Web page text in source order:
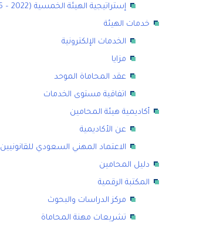
إستراتيجية الهيئة الخمسية (2022 – 2026)
خدمات الهيئة
الخدمات الإلكترونية
مزايا
عقد المحاماة الموحد
اتفاقية مستوى الخدمات
أكاديمية هيئة المحامين
عن الأكاديمية
الاعتماد المهني السعودي للقانونيين
دليل المحامين
المكتبة الرقمية
مركز الدراسات والبحوث
تشريعات مهنة المحاماة